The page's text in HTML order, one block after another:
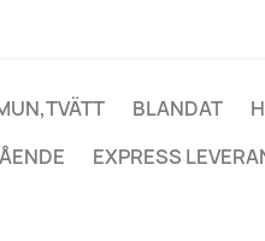
BLANDAT
EXPRESS